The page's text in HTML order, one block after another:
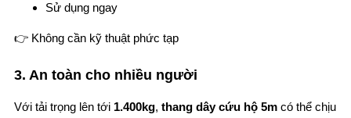
Sử dụng ngay
👉 Không cần kỹ thuật phức tạp
3. An toàn cho nhiều người
Với tải trọng lên tới 1.400kg, thang dây cứu hộ 5m có thể chịu